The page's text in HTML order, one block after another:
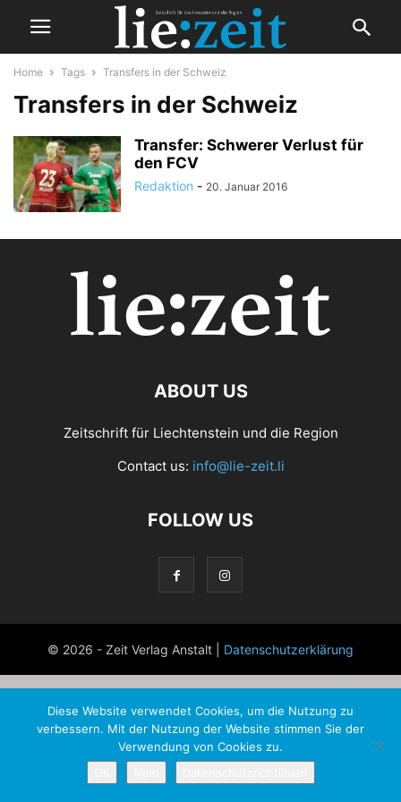
Home Tags Transfers in der Schweiz
Transfers in der Schweiz
Transfer: Schwerer Verlust für
den FCV
Redaktion - 20. Januar 2016
ABOUT US
Zeitschrift für Liechtenstein und die Region
Contact us: info@lie-zeit.li
FOLLOW US
© 2026 - Zeit Verlag Anstalt | Datenschutzerklärung
Diese Website verwendet Cookies, um die Nutzung zu
verbessern. Mit der Nutzung der Website stimmen Sie der
Verwendung von Cookies zu.